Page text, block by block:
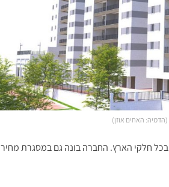
האחים אוזן)
בכל חלקי הארץ. החברה בונה גם במסגרת מחיר